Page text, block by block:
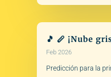
🎵 🪈 ¡Nube
Feb 2026
Predicción para la